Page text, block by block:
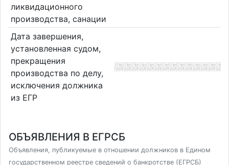
ликвидационного
производства, санации
Дата завершения,
установленная судом,
прекращения
производства по делу,
исключения должника
из ЕГР
ОБЪЯВЛЕНИЯ В ЕГРСБ
Объявления, публикуемые в отношении должников в Едином
государственном реестре сведений о банкротстве (ЕГРСБ)